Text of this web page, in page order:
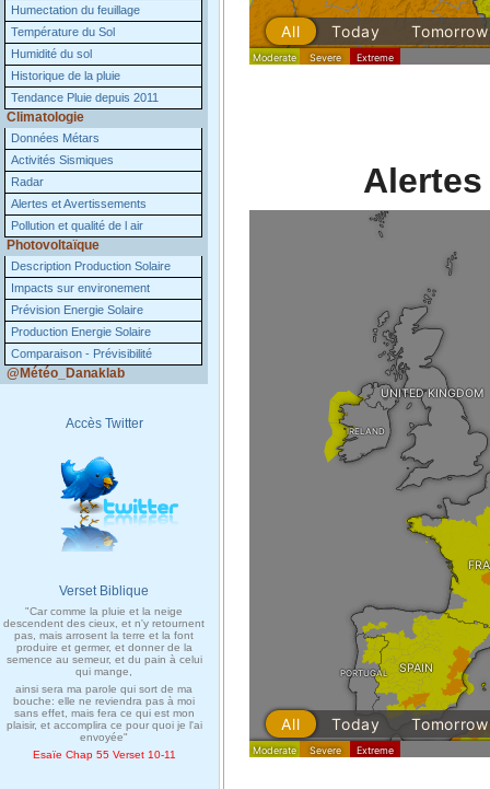
Humectation du feuillage
Température du Sol
Humidité du sol
Historique de la pluie
Tendance Pluie depuis 2011
Climatologie
Données Métars
Activités Sismiques
Radar
Alertes et Avertissements
Pollution et qualité de l air
Photovoltaïque
Description Production Solaire
Impacts sur environement
Prévision Energie Solaire
Production Energie Solaire
Comparaison - Prévisibilité
@Météo_Danaklab
Accès Twitter
Verset Biblique
"Car comme la pluie et la neige
descendent des cieux, et n'y retournent
pas, mais arrosent la terre et la font
produire et germer, et donner de la
semence au semeur, et du pain à celui
qui mange,
ainsi sera ma parole qui sort de ma
bouche: elle ne reviendra pas à moi
sans effet, mais fera ce qui est mon
plaisir, et accomplira ce pour quoi je l'ai
envoyée"
Esaïe Chap 55 Verset 10-11